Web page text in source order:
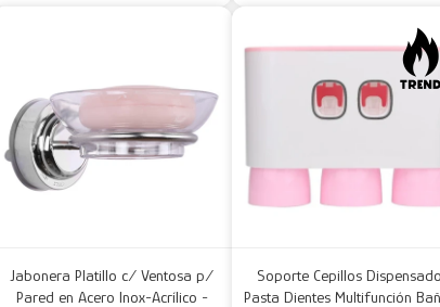
Jabonera Platillo c/ Ventosa p/
Pared en Acero Inox-Acrílico -
Soporte Cepillos
Pasta Dientes Multifunción